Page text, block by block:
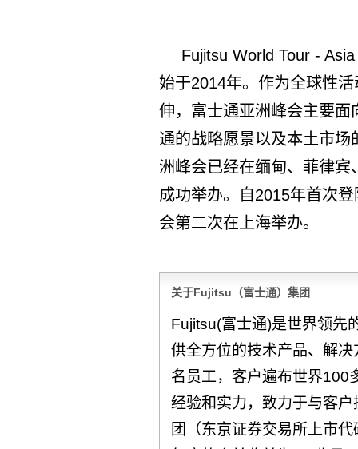
Fujitsu World Tour -
始于2014年。作为全球性
伸，富士通亚洲峰会主要
通的战略愿景以及本土市
洲峰会已经在缅甸、菲律
成功举办。自2015年首次
会第二次在上海举办。
关于Fujitsu（富士通）集团
Fujitsu(富士通)是世界领先
供全方位的技术产品、解
名员工，客户遍布世界100
经验和实力，致力于与客
团（东京证券交易所上市